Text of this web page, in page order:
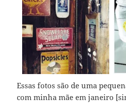
Essas fotos são de uma
com minha mãe em janeiro